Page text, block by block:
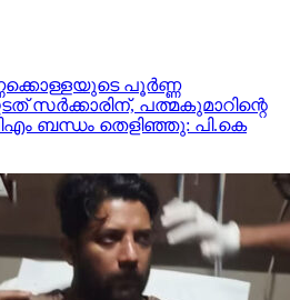
പൂര്‍ണ്ണ
സര്‍ക്കാരിന്, പത്മകുമാറിന്റെ
ബന്ധം തെളിഞ്ഞു: പി.കെ